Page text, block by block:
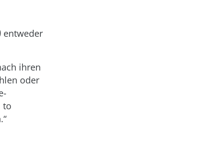
entweder
ihren
oder
to